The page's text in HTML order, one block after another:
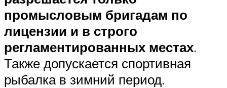
промысловым бригадам по
лицензии и в строго
регламентированных местах.
Также допускается спортивная
рыбалка в зимний период.